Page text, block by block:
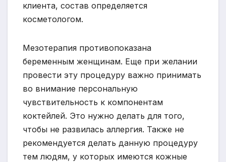
клиента, состав определяется
косметологом.
Мезотерапия противопоказана
беременным женщинам. Еще при желании
провести эту процедуру важно принимать
во внимание персональную
чувствительность к компонентам
коктейлей. Это нужно делать для того,
чтобы не развилась аллергия. Также не
рекомендуется делать данную процедуру
тем людям, у которых имеются кожные